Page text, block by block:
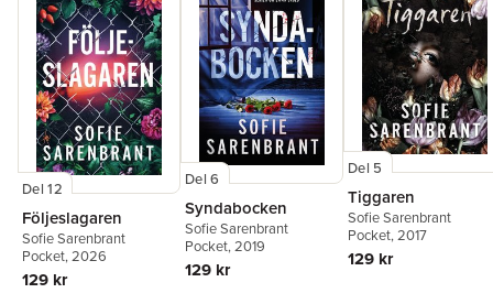
Del 12
Följeslagaren
Sofie Sarenbrant
Pocket, 2026
129 kr
Del 6
Syndabocken
Sofie Sarenbrant
Pocket, 2019
129 kr
Del 5
Tiggaren
Sofie Sarenbrant
Pocket, 2017
129 kr